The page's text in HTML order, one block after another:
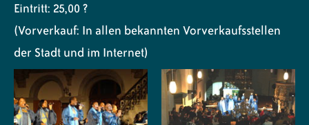
Eintritt: 25,00 ?
(Vorverkauf: In allen bekannten Vorverkaufsstellen
der Stadt und im Internet)